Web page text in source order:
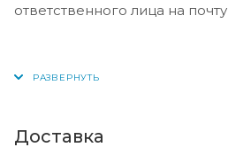
ответственного лица на почту
Доставка